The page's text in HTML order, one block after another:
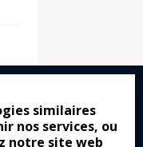
similaires
nos services, ou
notre site web